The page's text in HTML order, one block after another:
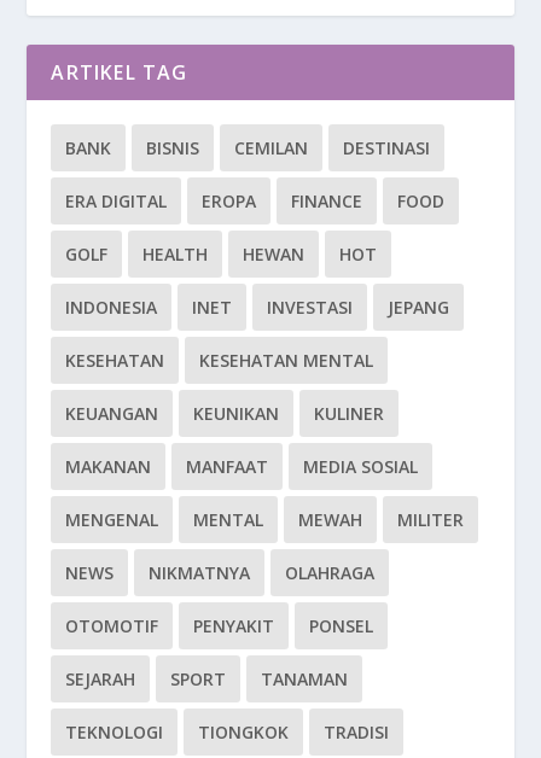
ARTIKEL TAG
BANK BISNIS CEMILAN DESTINASI
ERA DIGITAL EROPA FINANCE FOOD
GOLF HEALTH HEWAN HOT
INDONESIA INET INVESTASI JEPANG
KESEHATAN KESEHATAN MENTAL
KEUANGAN KEUNIKAN KULINER
MAKANAN MANFAAT MEDIA SOSIAL
MENGENAL MENTAL MEWAH MILITER
NEWS NIKMATNYA OLAHRAGA
OTOMOTIF PENYAKIT PONSEL
SEJARAH SPORT TANAMAN
TEKNOLOGI TIONGKOK TRADISI